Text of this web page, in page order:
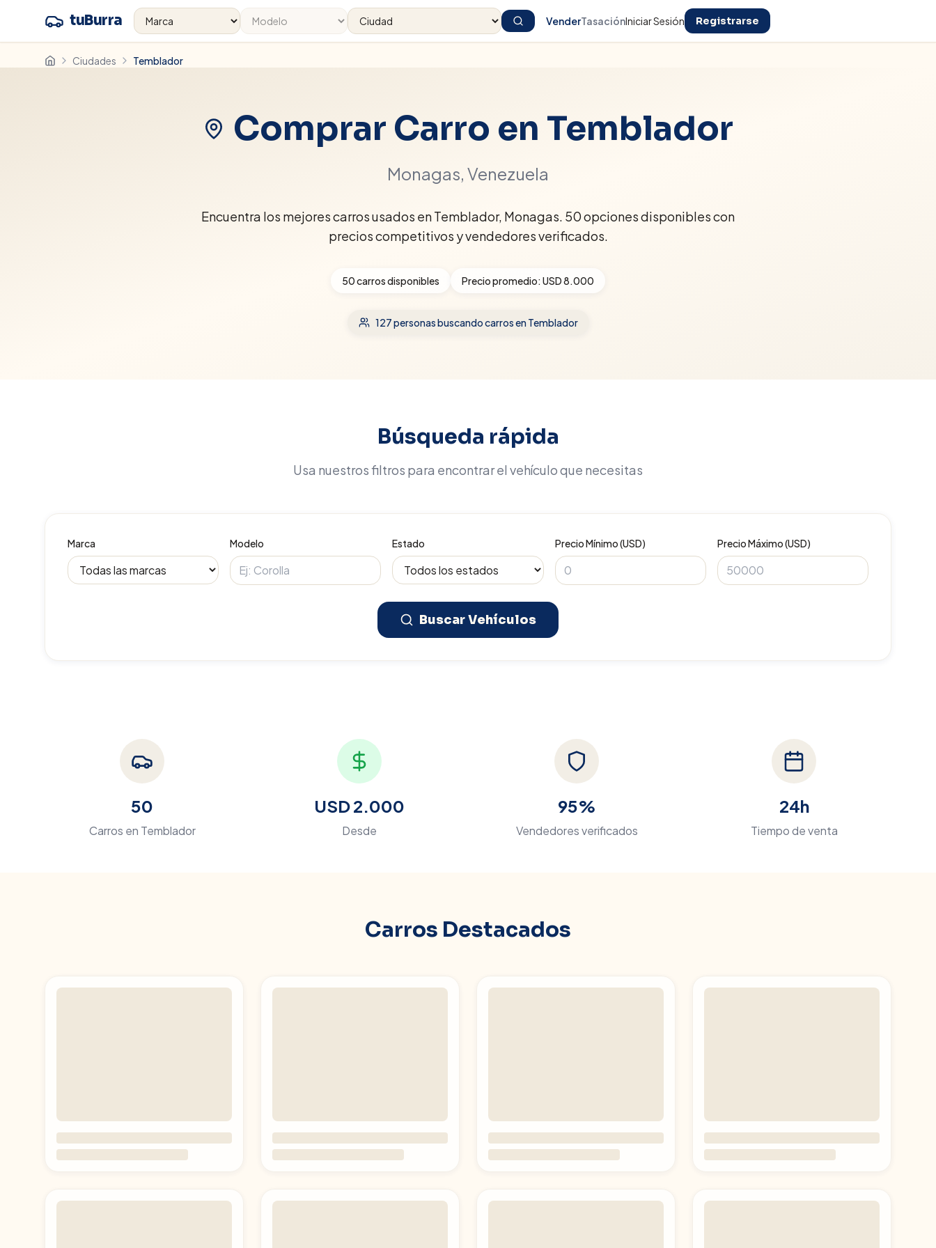
tuBurra VenderTasaciónIniciar Sesión Registrarse
Ciudades Temblador
Comprar Carro en Temblador
Monagas, Venezuela
Encuentra los mejores carros usados en Temblador, Monagas. 50 opciones disponibles con
precios competitivos y vendedores verificados.
50carros disponibles Precio promedio: USD 8.000
127personas buscando carrosen Temblador
Búsqueda rápida
Usa nuestros filtros para encontrar el vehículo que necesitas
Marca Modelo Estado Precio Mínimo (USD) Precio Máximo (USD)
Buscar Vehículos
50
Carros en Temblador
USD 2.000
Desde
95%
Vendedores verificados
24h
Tiempo de venta
Carros Destacados